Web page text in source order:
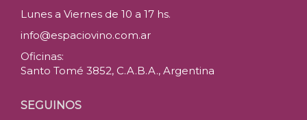
Lunes a Viernes de 10 a 17 hs.
info@espaciovino.com.ar
Oficinas:
Santo Tomé 3852, C.A.B.A., Argentina
SEGUINOS